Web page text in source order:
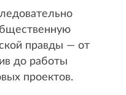
правды — от
до работы
проектов.